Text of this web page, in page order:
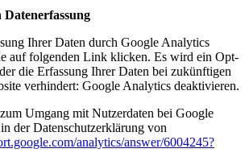
Ihrer Daten durch Google Analytics
auf folgenden Link klicken. Es wird ein Opt-
die Erfassung Ihrer Daten bei zukünftigen
verhindert: Google Analytics deaktivieren.
Umgang mit Nutzerdaten bei Google
der Datenschutzerklärung von
analytics/answer/6004245?